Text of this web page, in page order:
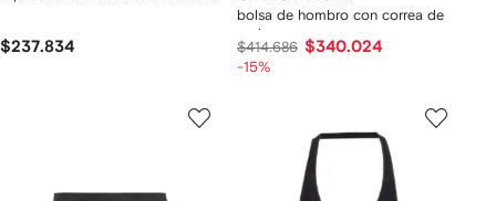
$237.834
bolsa de hombro con correa de
nudo
$414.686 $340.024
-15%